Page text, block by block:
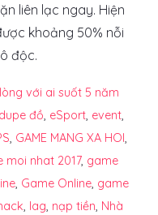
liên lạc ngay. Hiện
khoảng 50% nỗi
độc.
với ai suốt 5 năm
dupe đồ, eSport, event,
, GAME MANG XA HOI,
moi nhat 2017, game
, Game Online, game
, lag, nạp tiền, Nhà